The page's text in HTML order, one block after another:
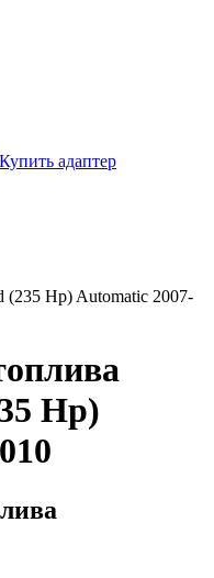
Купить адаптер
(235 Hp) Automatic 2007-
Hp)